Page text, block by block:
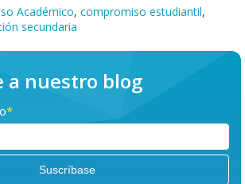
Académico, compromiso estudiantil,
secundaria
a nuestro blog
*